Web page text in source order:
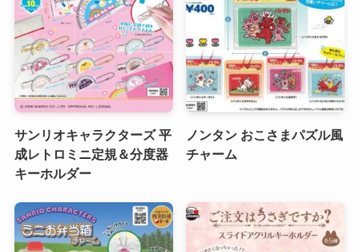
サンリオキャラクターズ 平
成レトロミニ定規＆分度器
キーホルダー
ノンタン おこさまパズル風
チャーム